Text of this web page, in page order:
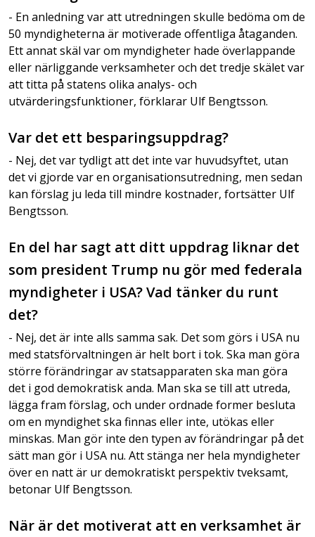
- En anledning var att utredningen skulle bedöma om de
50 myndigheterna är motiverade offentliga åtaganden.
Ett annat skäl var om myndigheter hade överlappande
eller närliggande verksamheter och det tredje skälet var
att titta på statens olika analys- och
utvärderingsfunktioner, förklarar Ulf Bengtsson.
Var det ett besparingsuppdrag?
- Nej, det var tydligt att det inte var huvudsyftet, utan
det vi gjorde var en organisationsutredning, men sedan
kan förslag ju leda till mindre kostnader, fortsätter Ulf
Bengtsson.
En del har sagt att ditt uppdrag liknar det
som president Trump nu gör med federala
myndigheter i USA? Vad tänker du runt
det?
- Nej, det är inte alls samma sak. Det som görs i USA nu
med statsförvaltningen är helt bort i tok. Ska man göra
större förändringar av statsapparaten ska man göra
det i god demokratisk anda. Man ska se till att utreda,
lägga fram förslag, och under ordnade former besluta
om en myndighet ska finnas eller inte, utökas eller
minskas. Man gör inte den typen av förändringar på det
sätt man gör i USA nu. Att stänga ner hela myndigheter
över en natt är ur demokratiskt perspektiv tveksamt,
betonar Ulf Bengtsson.
När är det motiverat att en verksamhet är